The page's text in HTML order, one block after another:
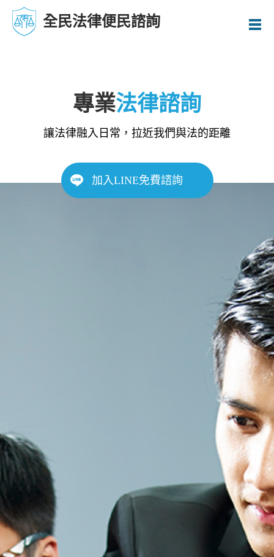
全民法律便民諮詢
專業法律諮詢
讓法律融入日常，拉近我們與法的距離
加入LINE免費諮詢